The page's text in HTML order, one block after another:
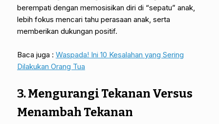
berempati dengan memosisikan diri di “sepatu” anak,
lebih fokus mencari tahu perasaan anak, serta
memberikan dukungan positif.
Baca juga : Waspada! Ini 10 Kesalahan yang Sering
Dilakukan Orang Tua
3. Mengurangi Tekanan Versus
Menambah Tekanan